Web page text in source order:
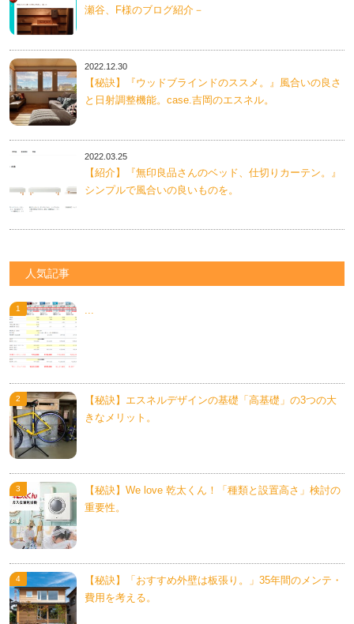
瀬谷、F様のブログ紹介－
2022.12.30
【秘訣】『ウッドブラインドのススメ。』風合いの良さ
と日射調整機能。case.吉岡のエスネル。
2022.03.25
【紹介】『無印良品さんのベッド、仕切りカーテン。』
シンプルで風合いの良いものを。
人気記事
...
【秘訣】エスネルデザインの基礎「高基礎」の3つの大
きなメリット。
【秘訣】We love 乾太くん！「種類と設置高さ」検討の
重要性。
【秘訣】「おすすめ外壁は板張り。」35年間のメンテ・
費用を考える。